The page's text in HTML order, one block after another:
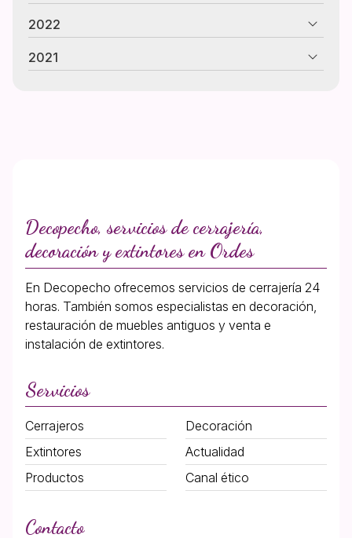
2022
2021
Decopecho, servicios de cerrajería,
decoración y extintores en Ordes
En Decopecho ofrecemos servicios de cerrajería 24
horas. También somos especialistas en decoración,
restauración de muebles antiguos y venta e
instalación de extintores.
Servicios
Cerrajeros
Decoración
Extintores
Actualidad
Productos
Canal ético
Contacto